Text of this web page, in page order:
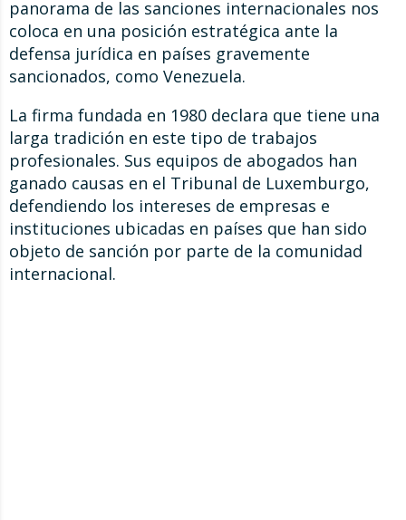
panorama de las sanciones internacionales nos
coloca en una posición estratégica ante la
defensa jurídica en países gravemente
sancionados, como Venezuela.
La firma fundada en 1980 declara que tiene una
larga tradición en este tipo de trabajos
profesionales. Sus equipos de abogados han
ganado causas en el Tribunal de Luxemburgo,
defendiendo los intereses de empresas e
instituciones ubicadas en países que han sido
objeto de sanción por parte de la comunidad
internacional.